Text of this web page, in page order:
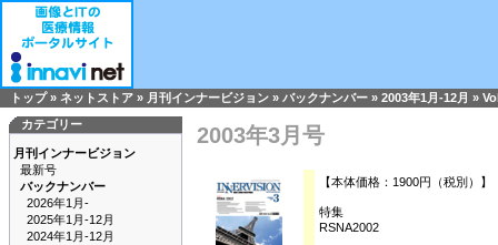
トップ» ネットストア » 月刊インナービジョン » バックナンバー » 2003年1月-12月 »
カテゴリー
月刊インナービジョン
最新号
バックナンバー
2026年1月-
2025年1月-12月
2024年1月-12月
2003年3月号
【本体価格：1900円（税別）】
特集
RSNA2002